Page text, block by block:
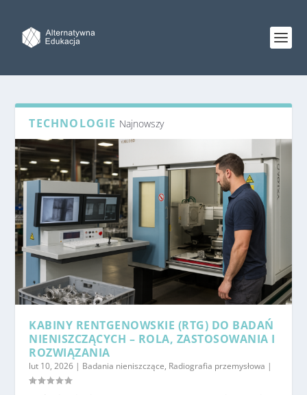
TECHNOLOGIE Najnowszy
KABINY RENTGENOWSKIE (RTG) DO BADAŃ
NIENISZCZĄCYCH – ROLA, ZASTOSOWANIA I
ROZWIĄZANIA
lut 10, 2026 | Badania nieniszczące, Radiografia przemysłowa |